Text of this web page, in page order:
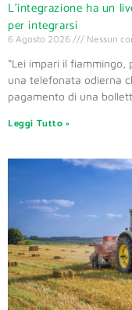
L’integrazione ha un
per integrarsi
6 Agosto 2026 Nessun
“Lei impari il fiammingo,
una telefonata odierna
pagamento di una
Leggi Tutto »